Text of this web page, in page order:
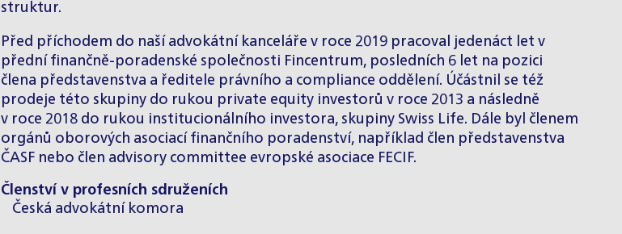
struktur.
Před příchodem do naší advokátní kanceláře v roce 2019 pracoval jedenáct let v
přední finančně-poradenské společnosti Fincentrum, posledních 6 let na pozici
člena představenstva a ředitele právního a compliance oddělení. Účástnil se též
prodeje této skupiny do rukou private equity investorů v roce 2013 a následně
v roce 2018 do rukou institucionálního investora, skupiny Swiss Life. Dále byl členem
orgánů oborových asociací finančního poradenství, například člen představenstva
ČASF nebo člen advisory committee evropské asociace FECIF.
Členství v profesních sdruženích
Česká advokátní komora